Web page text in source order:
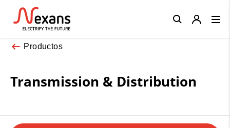
Productos
Transmission & Distribution
Close